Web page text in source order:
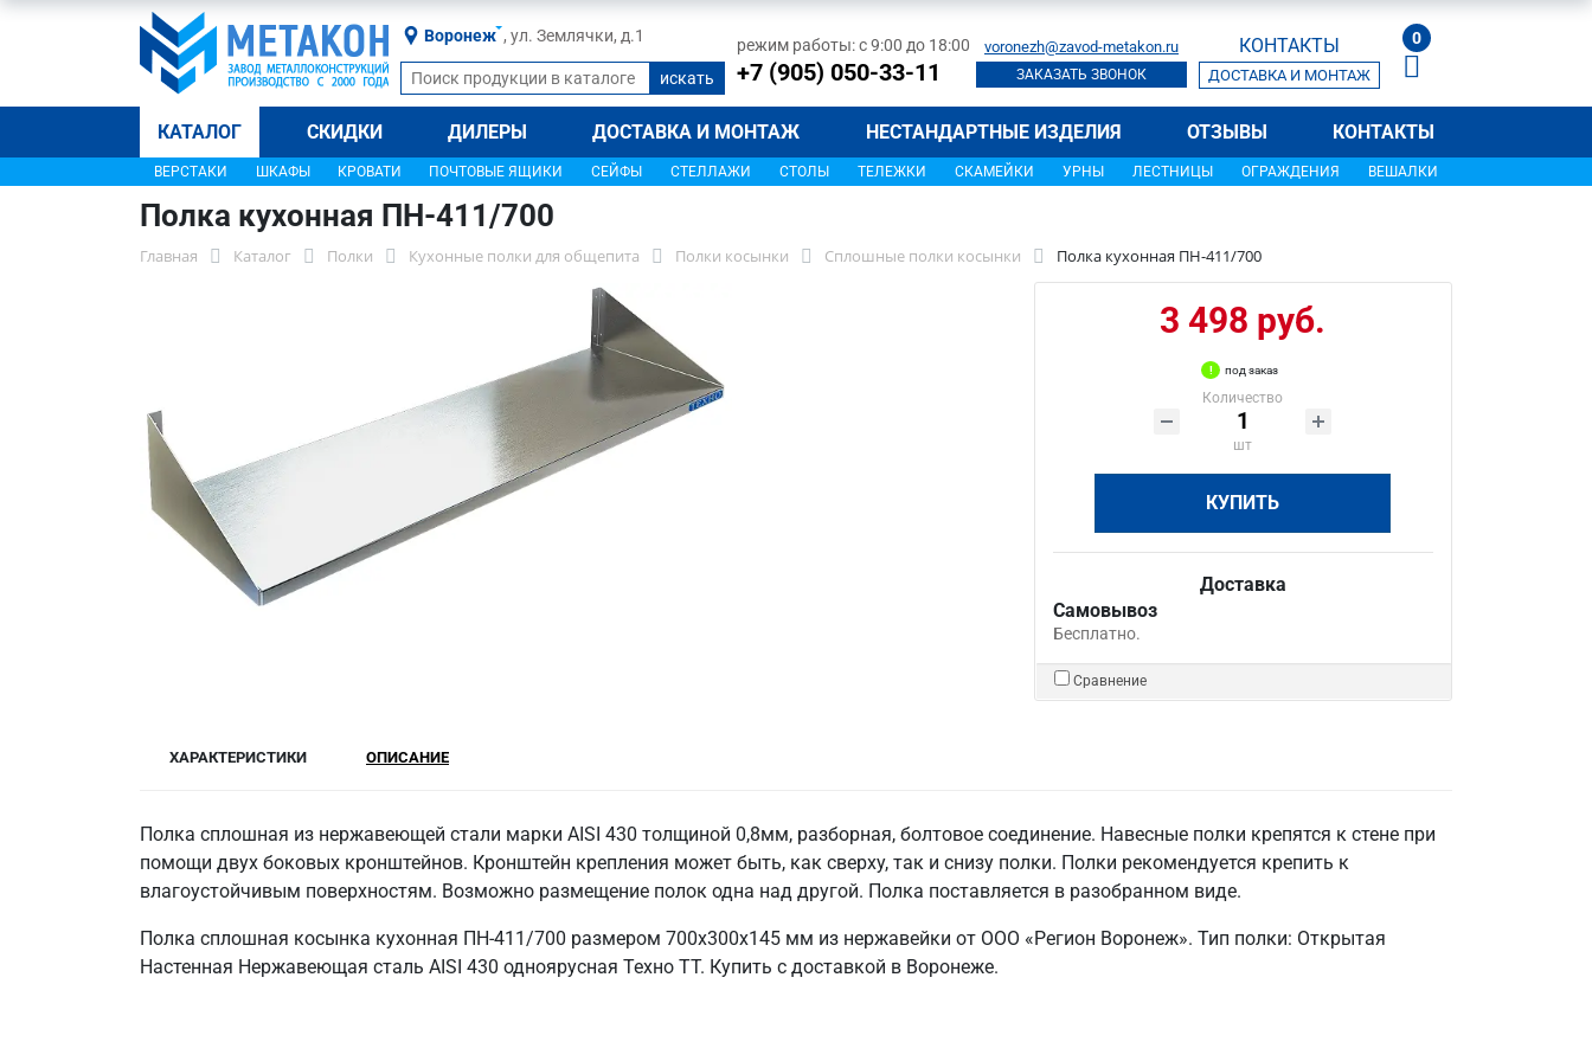
Воронеж , ул. Землячки, д.1 режим работы: с 9:00 до 18:00
+7 (905) 050-33-11
voronezh@zavod-metakon.ru
ЗАКАЗАТЬ ЗВОНОК
КОНТАКТЫ
ДОСТАВКА И МОНТАЖ
0
КАТАЛОГ СКИДКИ ДИЛЕРЫ ДОСТАВКА И МОНТАЖ НЕСТАНДАРТНЫЕ ИЗДЕЛИЯ ОТЗЫВЫ КОНТАКТЫ
ВЕРСТАКИ ШКАФЫ КРОВАТИ ПОЧТОВЫЕ ЯЩИКИ СЕЙФЫ СТЕЛЛАЖИ СТОЛЫ ТЕЛЕЖКИ СКАМЕЙКИ УРНЫ ЛЕСТНИЦЫ ОГРАЖДЕНИЯ ВЕШАЛКИ
Полка кухонная ПН-411/700
Главная Каталог Полки Кухонные полки для общепита Полки косынки Сплошные полки косынки Полка кухонная ПН-411/700
3 498 руб.
под заказ
Количество
шт
КУПИТЬ
Доставка
Самовывоз
Бесплатно.
Сравнение
ХАРАКТЕРИСТИКИ ОПИСАНИЕ
Полка сплошная из нержавеющей стали марки AISI 430 толщиной 0,8мм, разборная, болтовое соединение. Навесные полки крепятся к стене при
помощи двух боковых кронштейнов. Кронштейн крепления может быть, как сверху, так и снизу полки. Полки рекомендуется крепить к
влагоустойчивым поверхностям. Возможно размещение полок одна над другой. Полка поставляется в разобранном виде.
Полка сплошная косынка кухонная ПН-411/700 размером 700х300х145 мм из нержавейки от ООО «Регион Воронеж». Тип полки: Открытая
Настенная Нержавеющая сталь AISI 430 одноярусная Техно ТТ. Купить с доставкой в Воронеже.